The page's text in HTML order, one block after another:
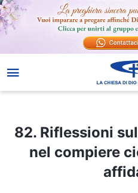
82. Riflessioni
nel compiere